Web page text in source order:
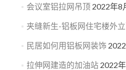
会议室铝拉网吊顶 2022年8
夹缝新生-铝板网住宅楼外
民居如何用铝板网装饰
拉伸网建造的加油站 2022